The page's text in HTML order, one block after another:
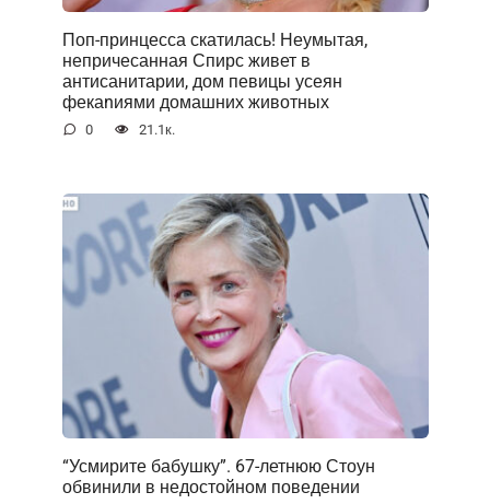
Поп-принцесса скатилась! Неумытая,
непричесанная Спирс живет в
антисанитарии, дом певицы усеян
фекаnиями домашних животных
0 21.1к.
“Усмирите бабушку”. 67-летнюю Стоун
обвинили в недостойном поведении